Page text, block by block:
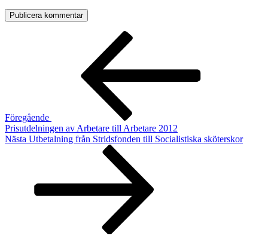
Inläggsnavigering
Föregående
Prisutdelningen av Arbetare till Arbetare 2012
Nästa
Nästa Utbetalning från Stridsfonden till Socialistiska sköterskor